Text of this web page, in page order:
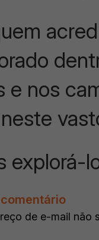
e nos
explorá-
de e-mail não